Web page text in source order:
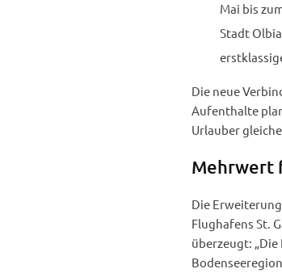
Mai bis
Stadt
Die neue
Aufenthalte
Urlauber
Mehrwert
Die
Flughafens St.
überzeugt: